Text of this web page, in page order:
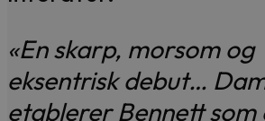
«En skarp, morsom og
eksentrisk debut…
etablerer Bennett som